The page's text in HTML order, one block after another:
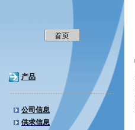
产品
公司信息
供求信息